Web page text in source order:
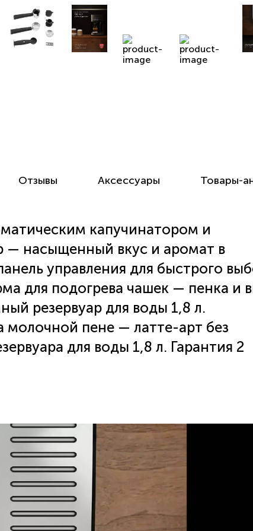
Отзывы Аксессуары Товары-
капучинатором и
— насыщенный вкус и аромат в
управления для быстрого
для подогрева чашек — пенка и
резервуар для воды 1,8 л.
молочной пене — латте-арт без
для воды 1,8 л. Гарантия 2